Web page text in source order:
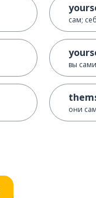
сам;
вы
они